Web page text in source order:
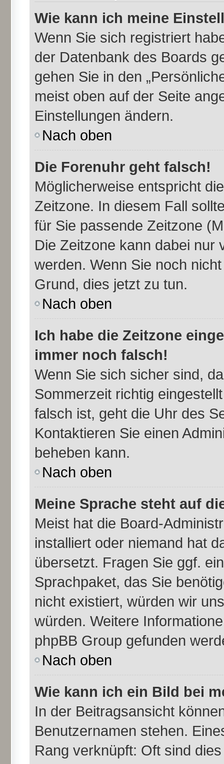
Wie kann ich meine
Wenn Sie sich registriert
der Datenbank des Boards
gehen Sie in den
meist oben auf der Seite
Einstellungen ändern.
Nach oben
Die Forenuhr geht falsch!
Möglicherweise entspricht
Zeitzone. In diesem Fall
für Sie passende Zeitzone
Die Zeitzone kann dabei nur
werden. Wenn Sie noch
Grund, dies jetzt zu tun.
Nach oben
Ich habe die Zeitzone
immer noch falsch!
Wenn Sie sich sicher sind,
Sommerzeit richtig
falsch ist, geht die Uhr des
Kontaktieren Sie einen
beheben kann.
Nach oben
Meine Sprache steht auf
Meist hat die Board-
installiert oder niemand hat
übersetzt. Fragen Sie ggf.
Sprachpaket, das Sie
nicht existiert, würden wir
würden. Weitere
phpBB Group gefunden
Nach oben
Wie kann ich ein Bild bei
In der Beitragsansicht
Benutzernamen stehen.
Rang verknüpft: Oft sind